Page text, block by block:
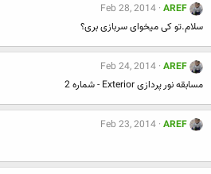
AREF
Feb 28, 2014
سلام.تو کی میخوای سربازی بری؟
AREF
Feb 24, 2014
مسابقه نور پردازی Exterior - شماره 2
AREF
Feb 23, 2014